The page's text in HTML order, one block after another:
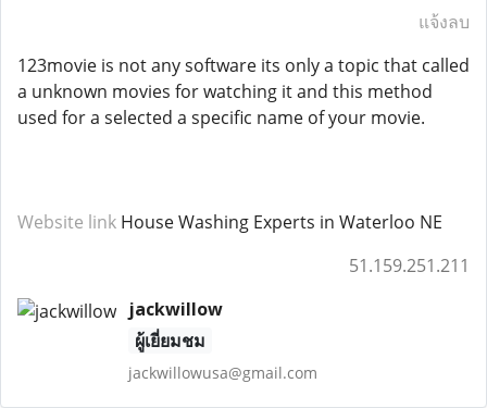
แจ้งลบ
123movie is not any software its only a topic that called
a unknown movies for watching it and this method
used for a selected a specific name of your movie.
Website link House Washing Experts in Waterloo NE
51.159.251.211
jackwillow
ผู้เยี่ยมชม
jackwillowusa@gmail.com